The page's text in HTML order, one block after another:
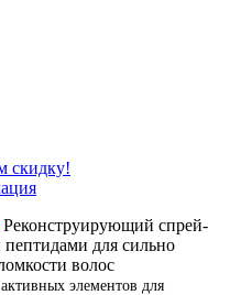
скидку!
Реконструирующий спрей-
для сильно
волос
элементов для